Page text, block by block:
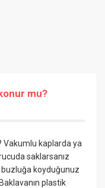
mu?
Vakumlu kaplarda ya
saklarsanız
buzluğa koyduğunuz
plastik